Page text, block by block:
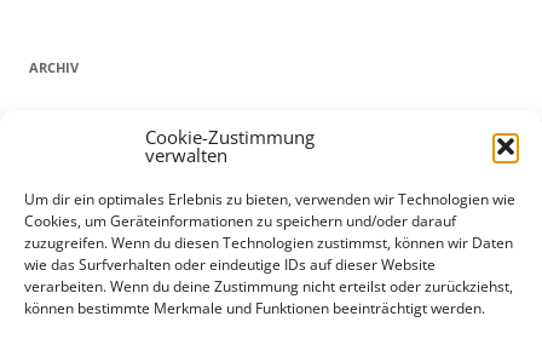
Cookie-Zustimmung
verwalten
Um dir ein optimales Erlebnis zu bieten, verwenden wir Technologien wie
Cookies, um Geräteinformationen zu speichern und/oder darauf
zuzugreifen. Wenn du diesen Technologien zustimmst, können wir Daten
wie das Surfverhalten oder eindeutige IDs auf dieser Website
verarbeiten. Wenn du deine Zustimmung nicht erteilst oder zurückziehst,
können bestimmte Merkmale und Funktionen beeinträchtigt werden.
ARCHIV
ADMIN
Anmelden
Eintrags-Feed